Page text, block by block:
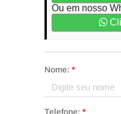
Ou em nosso
Nome: *
Telefone: *